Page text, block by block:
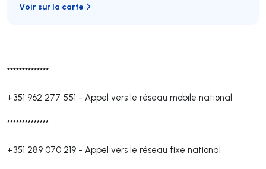
**************
+351 962 277 551 - Appel vers le réseau mobile national
**************
+351 289 070 219 - Appel vers le réseau fixe national
Voir sur la carte